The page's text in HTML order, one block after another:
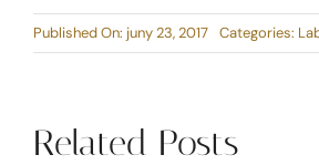
Published On: juny 23, 2017 Categories:
Related Posts